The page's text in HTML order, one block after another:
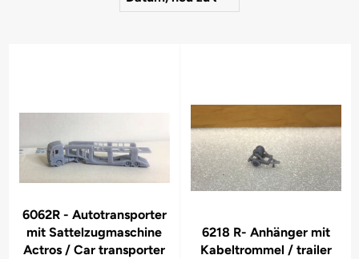
6062R - Autotransporter
mit Sattelzugmaschine
Actros / Car transporter
6218 R- Anhänger mit
Kabeltrommel / trailer